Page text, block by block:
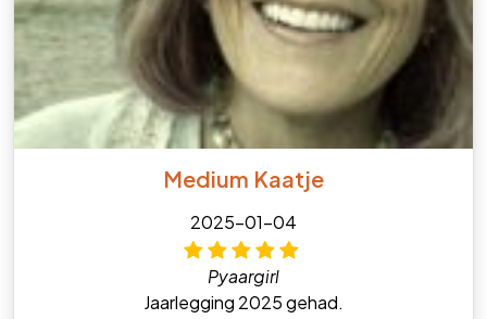
Medium Kaatje
2025-01-04
Pyaargirl
Jaarlegging 2025 gehad.